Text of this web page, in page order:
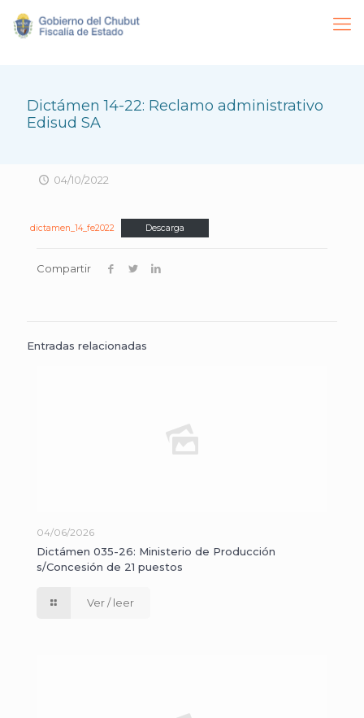
Dictámen 14-22: Reclamo administrativo
Edisud SA
04/10/2022
dictamen_14_fe2022 Descarga
Compartir
Entradas relacionadas
04/06/2026
Dictámen 035-26: Ministerio de Producción
s/Concesión de 21 puestos
Ver / leer